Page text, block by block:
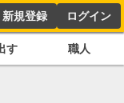
新規登録 ログイン
す 職人